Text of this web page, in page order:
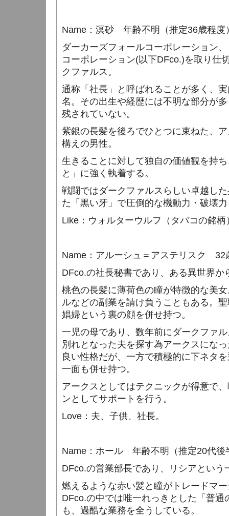
Name ：溟砂 年齢不明（推定36歳程度
ダーカーズフォールコーポレーション
コーポレーション(以下DFco.)を取り仕
クファルス。
通称「社長」と呼ばれることが多く、
名。その出生や経歴には不明な部分が
残されていない。
紫銀の長髪を後ろでひとつに束ねた、
構えの男性。
生きることに対して独自の価値観を持
と」に強く執着する。
戦闘ではダークファルスらしい卓越し
た「黒い牙」で圧倒的な機動力・破壊
Like ：ウォルターウルフ（タバコの銘柄
Name ：アルーシュ＝アステリスク 32
DFco.の社長秘書であり、ある異世界か
桃色の長髪に薄荷色の瞳が特徴的な美
ルなどの副業を請け負うこともある。
娼婦という裏の顔を併せ持つ。
一児の母であり、数年前にダークファ
別れとなった夫を探す為アークスにな
良い性格だが、一方で積極的に下ネタ
一面も併せ持つ。
アークスとしてはテクニックが得意で
ンとしてサポートを行う。
Love ：夫、子供、社長。
Name ：ホール 年齢不明（推定20代後
DFco.の営業部長であり、リシアという
燃えるような赤い髪と瞳がトレードマ
DFco.の中では唯一れっきとした「普通
も、過酷な業務を全うしている。